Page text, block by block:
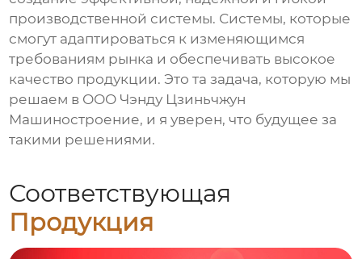
производственной системы. Системы, которые
смогут адаптироваться к изменяющимся
требованиям рынка и обеспечивать высокое
качество продукции. Это та задача, которую мы
решаем в ООО Чэнду Цзиньчжун
Машиностроение, и я уверен, что будущее за
такими решениями.
Соответствующая
Продукция